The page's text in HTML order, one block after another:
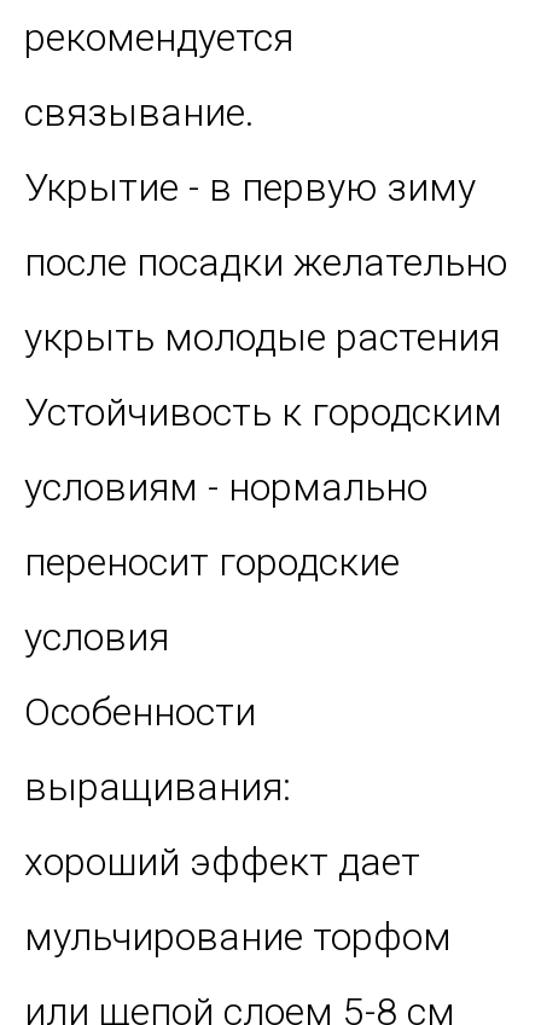
рекомендуется
связывание.
Укрытие - в первую зиму
после посадки желательно
укрыть молодые растения
Устойчивость к городским
условиям - нормально
переносит городские
условия
Особенности
выращивания:
хороший эффект дает
мульчирование торфом
или щепой слоем 5-8 см